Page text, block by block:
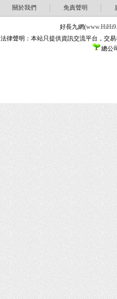
關於我們 免責聲明
好長九網(
法律聲明：本站只提供資訊交流平台，交
總公